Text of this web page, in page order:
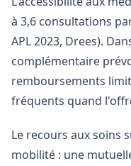
à 3,6 consultations
APL 2023, Drees).
complémentaire
remboursements
fréquents quand
Le recours aux soins
mobilité : une